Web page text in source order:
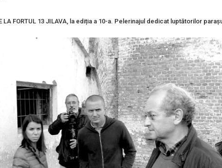
LA FORTUL 13 JILAVA, la ediția a 10-a. Pelerinajul dedicat luptătorilor